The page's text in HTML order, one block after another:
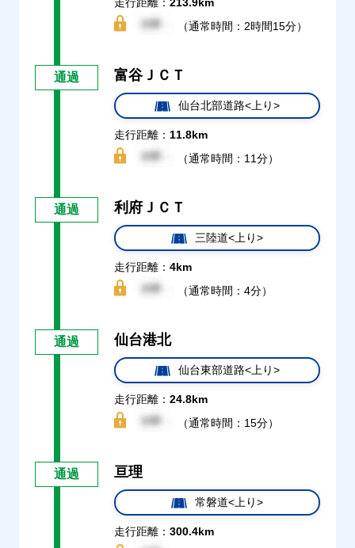
（通常時間：2時間15分）
通過 富谷ＪＣＴ
仙台北部道路<上り>
走行距離： 11.8km
（通常時間：11分）
通過 利府ＪＣＴ
三陸道<上り>
走行距離： 4km
（通常時間：4分）
通過 仙台港北
仙台東部道路<上り>
走行距離： 24.8km
（通常時間：15分）
通過 亘理
常磐道<上り>
走行距離： 300.4km